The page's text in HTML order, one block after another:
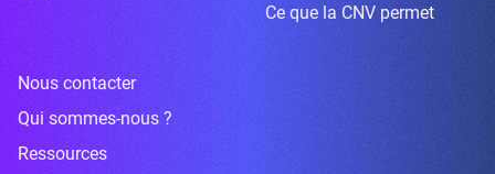
Ce que la CNV permet
Nous contacter
Qui sommes-nous ?
Ressources